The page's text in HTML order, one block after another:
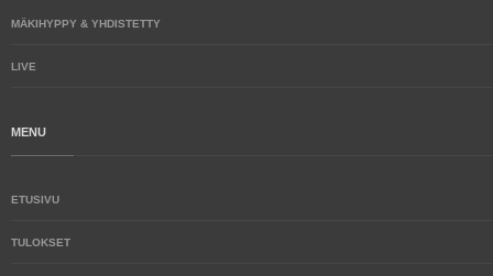
MÄKIHYPPY & YHDISTETTY
LIVE
MENU
ETUSIVU
TULOKSET